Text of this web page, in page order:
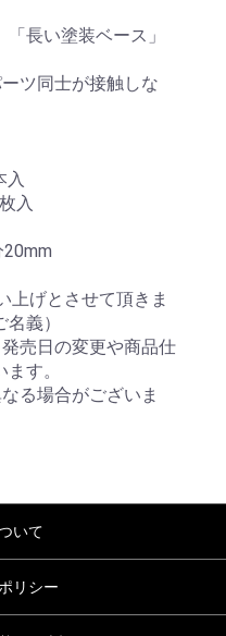
長い塗装ベース」
ツ同士が接触しな
入
入
げとさせて頂きま
義）
売日の変更や商品仕
す。
る場合がございま
いて
リシー